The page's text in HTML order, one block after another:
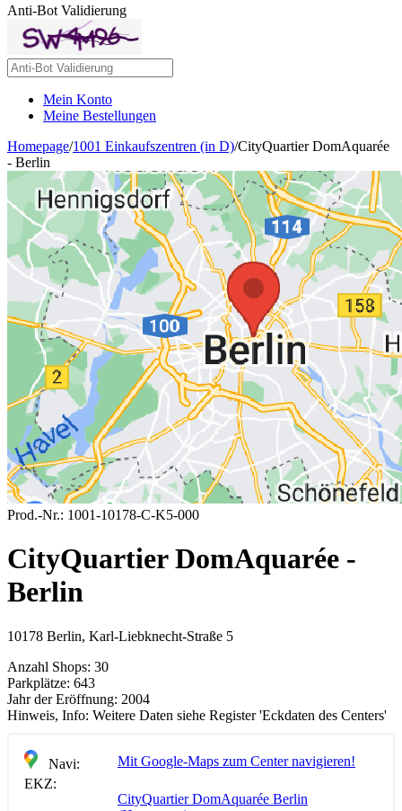
Anti-Bot Validierung
Mein Konto
Meine Bestellungen
Homepage/1001 Einkaufszentren (in D)/CityQuartier DomAquarée
- Berlin
Prod.-Nr.: 1001-10178-C-K5-000
CityQuartier DomAquarée -
Berlin
10178 Berlin, Karl-Liebknecht-Straße 5
Anzahl Shops: 30
Parkplätze: 643
Jahr der Eröffnung: 2004
Hinweis, Info: Weitere Daten siehe Register 'Eckdaten des Centers'
Navi:
Mit Google-Maps zum Center navigieren!
EKZ:
CityQuartier DomAquarée Berlin